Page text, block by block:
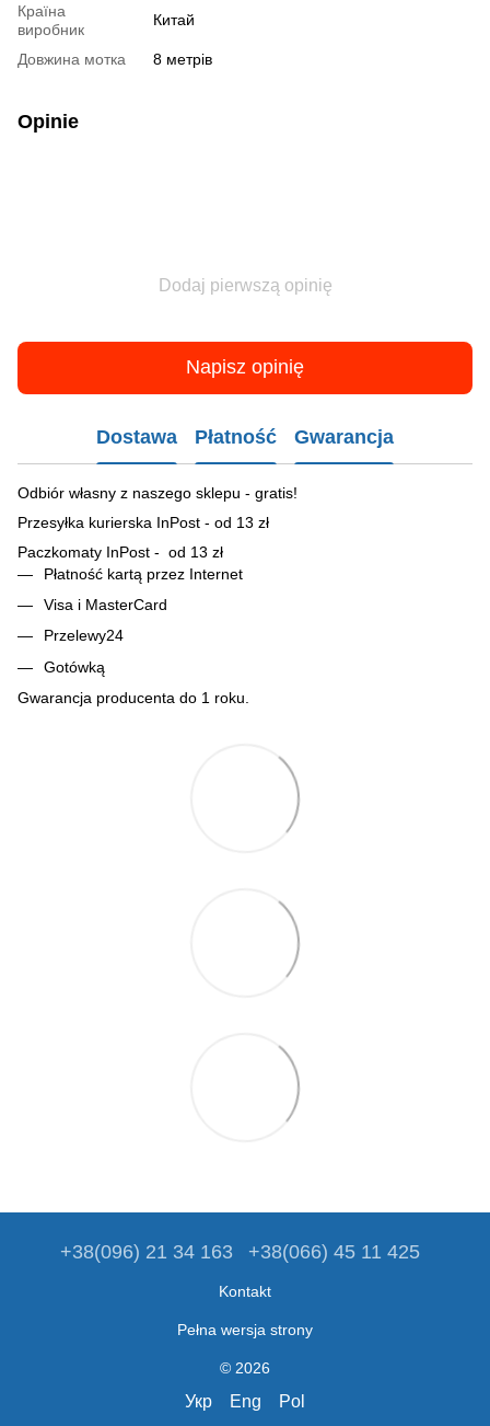
Країна
виробник
Китай
Довжина мотка 8 метрів
Opinie
Dodaj pierwszą opinię
Napisz opinię
Dostawa Płatność Gwarancja
Odbiór własny z naszego sklepu - gratis!
Przesyłka kurierska InPost - od 13 zł
Paczkomaty InPost - od 13 zł
Płatność kartą przez Internet
Visa i MasterCard
Przelewy24
Gotówką
Gwarancja producenta do 1 roku.
+38(096) 21 34 163 +38(066) 45 11 425
Kontakt
Pełna wersja strony
© 2026
Укр Eng Pol